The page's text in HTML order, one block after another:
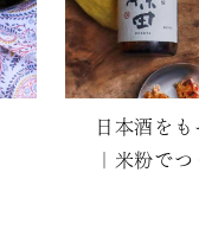
日本酒を
｜米粉で